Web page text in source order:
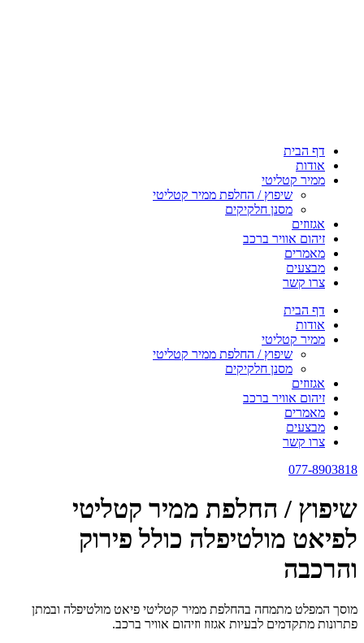
דף הבית
אודות
ממיר קטליטי
שיפוץ / החלפת ממיר קטליטי
מסנן חלקיקים
אגזוזים
זיהום אוויר ברכב
מאמרים
מבצעים
צרו קשר
דף הבית
אודות
ממיר קטליטי
שיפוץ / החלפת ממיר קטליטי
מסנן חלקיקים
אגזוזים
זיהום אוויר ברכב
מאמרים
מבצעים
צרו קשר
077-8903818
שיפוץ / החלפת ממיר קטליטי
לפיאט מולטיפלה כולל פירוק
והרכבה
מוסך המפלט מתמחה בהחלפת ממיר קטליטי פיאט מולטיפלה ובמתן
פתרונות מתקדמים לבעיות אגזוז וזיהום אוויר ברכב.